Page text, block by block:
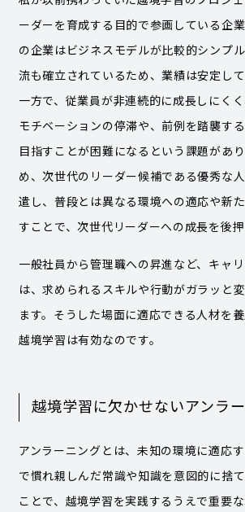
ーダーを育成する目的で参画している企
の企業はビジネスモデルが比較的シンプ
流も確立されているため、業績は安定し
一方で、従業員が非連続的に成長しにく
モチベーションの停滞や、前例を踏襲す
目指すことが困難になるという課題があ
め、次世代のリーダー候補である優秀な
遣し、普段とは異なる環境への適応や新
すことで、次世代リーダーへの成長を後押
一般社員から管理職への昇進など、キャ
は、求められるスキルや行動がガラッと
ます。そうした場面に適応できる人材を養
越境学習は有効なのです。
越境学習に欠かせないアンラ
アンラーニングとは、未知の環境に適応
で慣れ親しんだ常識や知識を意図的に捨
ことで、越境学習を実践するうえで重要